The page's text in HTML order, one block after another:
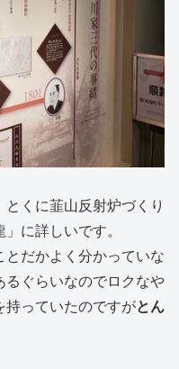
くに韮山反射炉づくり
に詳しいです。
とだかよく分かっていな
るぐらいなのでロクなや
持っていたのですがとん